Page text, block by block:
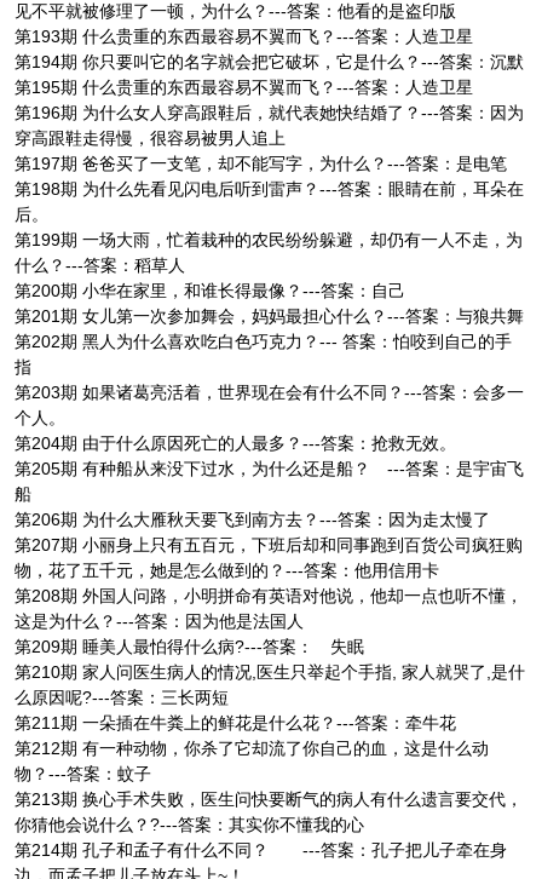
见不平就被修理了一顿，为什么？---答案：他看的是盗印版
第193期 什么贵重的东西最容易不翼而飞？---答案：人造卫星
第194期 你只要叫它的名字就会把它破坏，它是什么？---答案：沉默
第195期 什么贵重的东西最容易不翼而飞？---答案：人造卫星
第196期 为什么女人穿高跟鞋后，就代表她快结婚了？---答案：因为
穿高跟鞋走得慢，很容易被男人追上
第197期 爸爸买了一支笔，却不能写字，为什么？---答案：是电笔
第198期 为什么先看见闪电后听到雷声？---答案：眼睛在前，耳朵在
后。
第199期 一场大雨，忙着栽种的农民纷纷躲避，却仍有一人不走，为
什么？---答案：稻草人
第200期 小华在家里，和谁长得最像？---答案：自己
第201期 女儿第一次参加舞会，妈妈最担心什么？---答案：与狼共舞
第202期 黑人为什么喜欢吃白色巧克力？--- 答案：怕咬到自己的手
指
第203期 如果诸葛亮活着，世界现在会有什么不同？---答案：会多一
个人。
第204期 由于什么原因死亡的人最多？---答案：抢救无效。
第205期 有种船从来没下过水，为什么还是船？ ---答案：是宇宙飞
船
第206期 为什么大雁秋天要飞到南方去？---答案：因为走太慢了
第207期 小丽身上只有五百元，下班后却和同事跑到百货公司疯狂购
物，花了五千元，她是怎么做到的？---答案：他用信用卡
第208期 外国人问路，小明拼命有英语对他说，他却一点也听不懂，
这是为什么？---答案：因为他是法国人
第209期 睡美人最怕得什么病?---答案： 失眠
第210期 家人问医生病人的情况,医生只举起个手指, 家人就哭了,是什
么原因呢?---答案：三长两短
第211期 一朵插在牛粪上的鲜花是什么花？---答案：牵牛花
第212期 有一种动物，你杀了它却流了你自己的血，这是什么动
物？---答案：蚊子
第213期 换心手术失败，医生问快要断气的病人有什么遗言要交代，
你猜他会说什么？?---答案：其实你不懂我的心
第214期 孔子和孟子有什么不同？ ---答案：孔子把儿子牵在身